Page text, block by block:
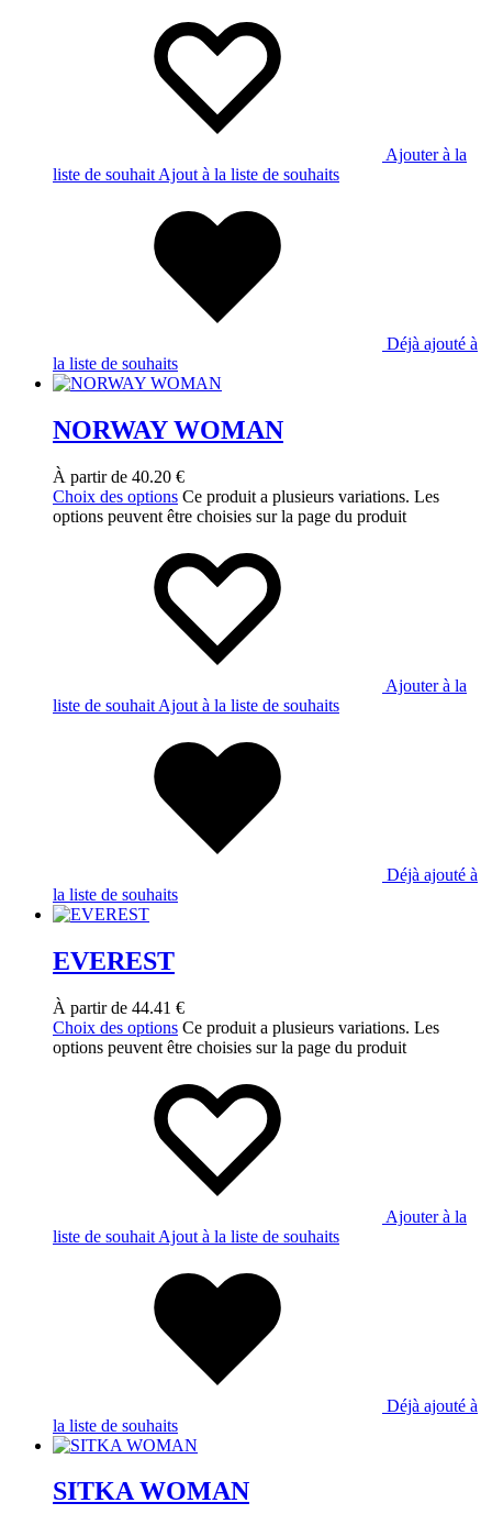
Ajouter à la
liste de souhait Ajout à la liste de souhaits
Déjà ajouté à
la liste de souhaits
NORWAY WOMAN
À partir de 40.20 €
Choix des options Ce produit a plusieurs variations. Les
options peuvent être choisies sur la page du produit
Ajouter à la
liste de souhait Ajout à la liste de souhaits
Déjà ajouté à
la liste de souhaits
EVEREST
À partir de 44.41 €
Choix des options Ce produit a plusieurs variations. Les
options peuvent être choisies sur la page du produit
Ajouter à la
liste de souhait Ajout à la liste de souhaits
Déjà ajouté à
la liste de souhaits
SITKA WOMAN